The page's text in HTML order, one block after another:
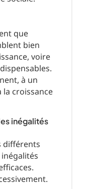
que
bien
voire
à un
croissance
inégalités
différents